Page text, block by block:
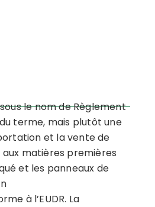
le nom de Règlement
terme, mais plutôt une
et la vente de
matières premières
et les panneaux de
à l’EUDR. La